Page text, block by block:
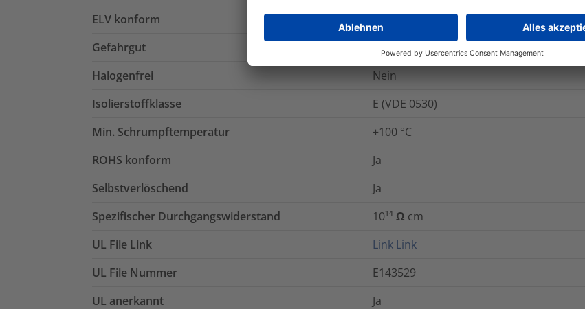
ELV konform
Gefahrgut
Nein
Halogenfrei
Nein
Isolierstoffklasse
E (VDE 0530)
Min. Schrumpftemperatur
+100 °C
ROHS konform
Ja
Selbstverlöschend
Ja
Spezifischer Durchgangswiderstand
10¹⁴ Ω cm
UL File Link
Link Link
UL File Nummer
E143529
UL anerkannt
Ja